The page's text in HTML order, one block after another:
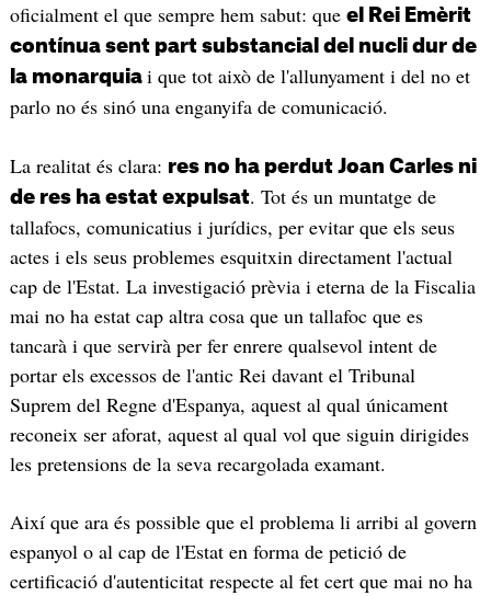
oficialment el que sempre hem sabut: que el Rei Emèrit
contínua sent part substancial del nucli dur de
la monarquia i que tot això de l'allunyament i del no et
parlo no és sinó una enganyifa de comunicació.
La realitat és clara: res no ha perdut Joan Carles ni
de res ha estat expulsat. Tot és un muntatge de
tallafocs, comunicatius i jurídics, per evitar que els seus
actes i els seus problemes esquitxin directament l'actual
cap de l'Estat. La investigació prèvia i eterna de la Fiscalia
mai no ha estat cap altra cosa que un tallafoc que es
tancarà i que servirà per fer enrere qualsevol intent de
portar els excessos de l'antic Rei davant el Tribunal
Suprem del Regne d'Espanya, aquest al qual únicament
reconeix ser aforat, aquest al qual vol que siguin dirigides
les pretensions de la seva recargolada examant.
Així que ara és possible que el problema li arribi al govern
espanyol o al cap de l'Estat en forma de petició de
certificació d'autenticitat respecte al fet cert que mai no ha